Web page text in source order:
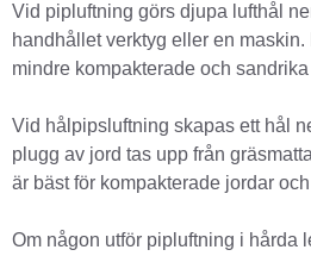
Vid pipluftning görs djupa lufthål
handhållet verktyg eller en
mindre kompakterade och sandrika
Vid hålpipsluftning skapas ett hål
plugg av jord tas upp från
är bäst för kompakterade jordar
Om någon utför pipluftning i hårda